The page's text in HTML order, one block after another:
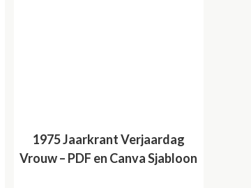
1975 Jaarkrant Verjaardag
Vrouw – PDF en Canva Sjabloon